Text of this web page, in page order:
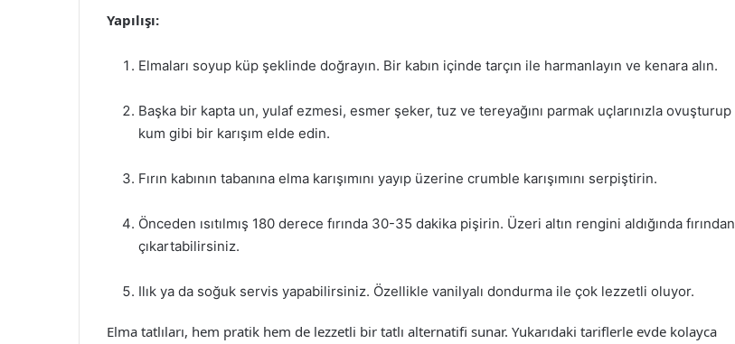
Yapılışı:
Elmaları soyup küp şeklinde doğrayın. Bir kabın içinde tarçın ile harmanlayın ve kenara alın.
Başka bir kapta un, yulaf ezmesi, esmer şeker, tuz ve tereyağını parmak uçlarınızla ovuşturup
kum gibi bir karışım elde edin.
Fırın kabının tabanına elma karışımını yayıp üzerine crumble karışımını serpiştirin.
Önceden ısıtılmış 180 derece fırında 30-35 dakika pişirin. Üzeri altın rengini aldığında fırından
çıkartabilirsiniz.
Ilık ya da soğuk servis yapabilirsiniz. Özellikle vanilyalı dondurma ile çok lezzetli oluyor.
Elma tatlıları, hem pratik hem de lezzetli bir tatlı alternatifi sunar. Yukarıdaki tariflerle evde kolayca